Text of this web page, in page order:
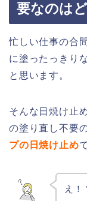
要なのは
忙しい仕事の合
に塗ったっきり
と思います。
そんな日焼け止
の塗り直し不要
プの日焼け止め
え！